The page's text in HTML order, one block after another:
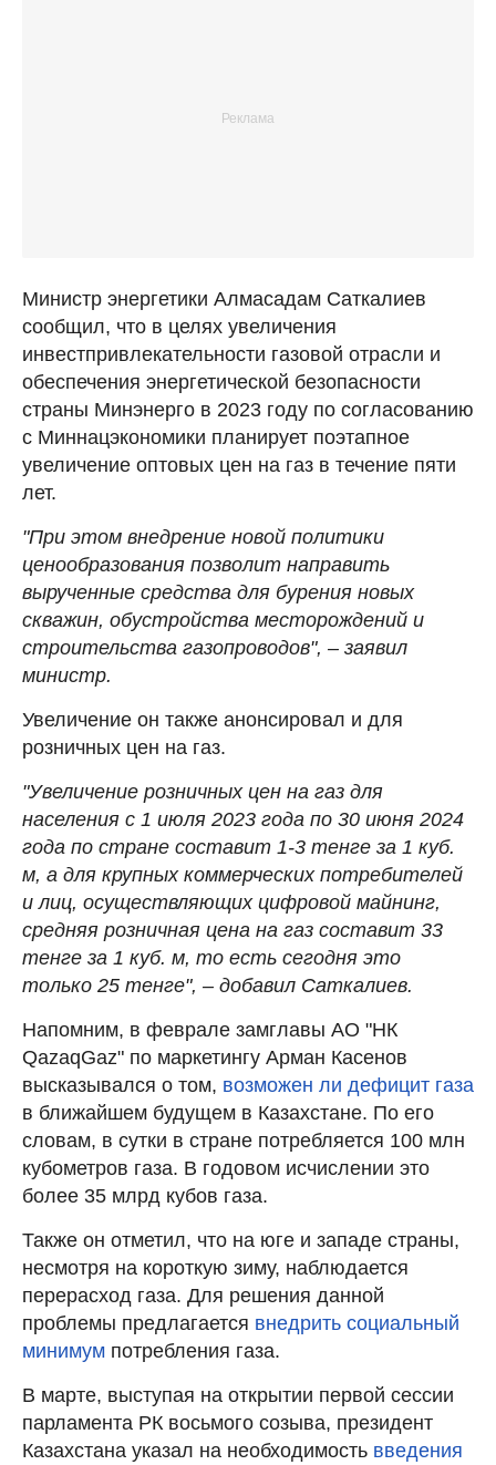
Министр энергетики Алмасадам Саткалиев
сообщил, что в целях увеличения
инвестпривлекательности газовой отрасли и
обеспечения энергетической безопасности
страны Минэнерго в 2023 году по согласованию
с Миннацэкономики планирует поэтапное
увеличение оптовых цен на газ в течение пяти
лет.
"При этом внедрение новой политики
ценообразования позволит направить
вырученные средства для бурения новых
скважин, обустройства месторождений и
строительства газопроводов", – заявил
министр.
Увеличение он также анонсировал и для
розничных цен на газ.
"Увеличение розничных цен на газ для
населения с 1 июля 2023 года по 30 июня 2024
года по стране составит 1-3 тенге за 1 куб.
м, а для крупных коммерческих потребителей
и лиц, осуществляющих цифровой майнинг,
средняя розничная цена на газ составит 33
тенге за 1 куб. м, то есть сегодня это
только 25 тенге", – добавил Саткалиев.
Напомним, в феврале замглавы АО "НК
QazaqGaz" по маркетингу Арман Касенов
высказывался о том, возможен ли дефицит газа
в ближайшем будущем в Казахстане. По его
словам, в сутки в стране потребляется 100 млн
кубометров газа. В годовом исчислении это
более 35 млрд кубов газа.
Также он отметил, что на юге и западе страны,
несмотря на короткую зиму, наблюдается
перерасход газа. Для решения данной
проблемы предлагается внедрить социальный
минимум потребления газа.
В марте, выступая на открытии первой сессии
парламента РК восьмого созыва, президент
Казахстана указал на необходимость введения